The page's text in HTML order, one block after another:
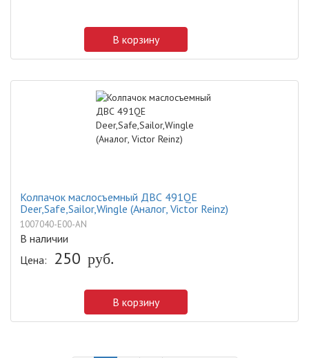
В корзину
Колпачок маслосъемный ДВС 491QE
Deer,Safe,Sailor,Wingle (Аналог, Victor Reinz)
1007040-E00-AN
В наличии
Цена: 250 руб.
В корзину